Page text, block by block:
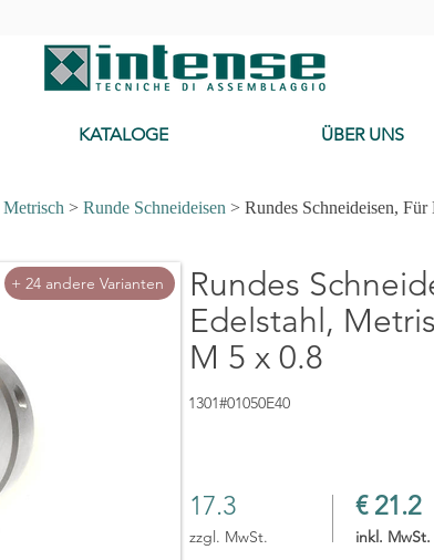
KATALOGE ÜBER UNS
Metrisch > Runde Schneideisen > Rundes Schneideisen,
+ 24 andere Varianten
Rundes
Edelstahl,
M 5 x 0.8
1301#01050E40
17.3 € 21.2
zzgl. MwSt. inkl. MwSt.